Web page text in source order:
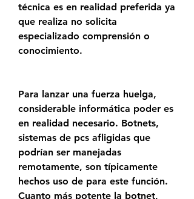
técnica es en realidad preferida ya
que realiza no solicita
especializado comprensión o
conocimiento.
Para lanzar una fuerza huelga,
considerable informática poder es
en realidad necesario. Botnets,
sistemas de pcs afligidas que
podrían ser manejadas
remotamente, son típicamente
hechos uso de para este función.
Cuanto más potente la botnet,